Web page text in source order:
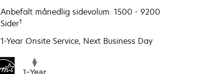
Anbefalt månedlig sidevolum: 1500 - 9200
Sider†
1-Year Onsite Service, Next Business Day